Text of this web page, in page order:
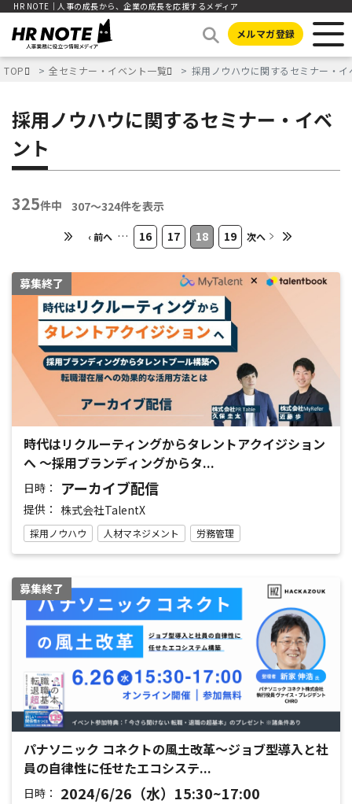
HR NOTE｜人事の成長から、企業の成長を応援するメディア
メルマガ登録
TOP 全セミナー・イベント一覧 採用ノウハウに関するセミナー・イ
採用ノウハウに関するセミナー・イベ
ント
325件中 307〜324件を表示
‹ 前へ … 16 17 18 19 次へ
募集終了
時代はリクルーティングからタレントアクイジション
へ ～採用ブランディングからタ...
日時： アーカイブ配信
提供： 株式会社TalentX
採用ノウハウ 人材マネジメント 労務管理
募集終了
パナソニック コネクトの風土改革〜ジョブ型導入と社
員の自律性に任せたエコシステ...
日時： 2024/6/26（水）15:30~17:00